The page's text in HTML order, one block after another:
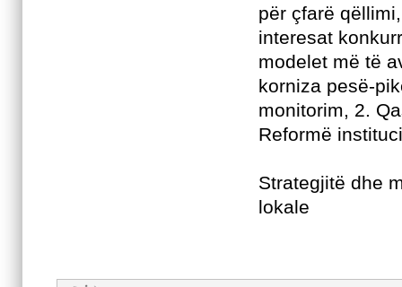
për çfarë
interesat
modelet më të
korniza pesë-
monitorim, 2.
Reformë
Strategjitë dhe
lokale